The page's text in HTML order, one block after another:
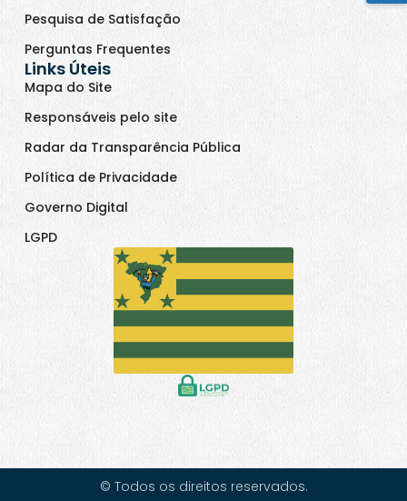
Pesquisa de Satisfação
Perguntas Frequentes
Links Úteis
Mapa do Site
Responsáveis pelo site
Radar da Transparência Pública
Política de Privacidade
Governo Digital
LGPD
© Todos os direitos reservados.